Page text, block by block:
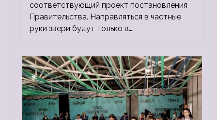
соответствующий проект постановления
Правительства. Направляться в частные
руки звери будут только в…